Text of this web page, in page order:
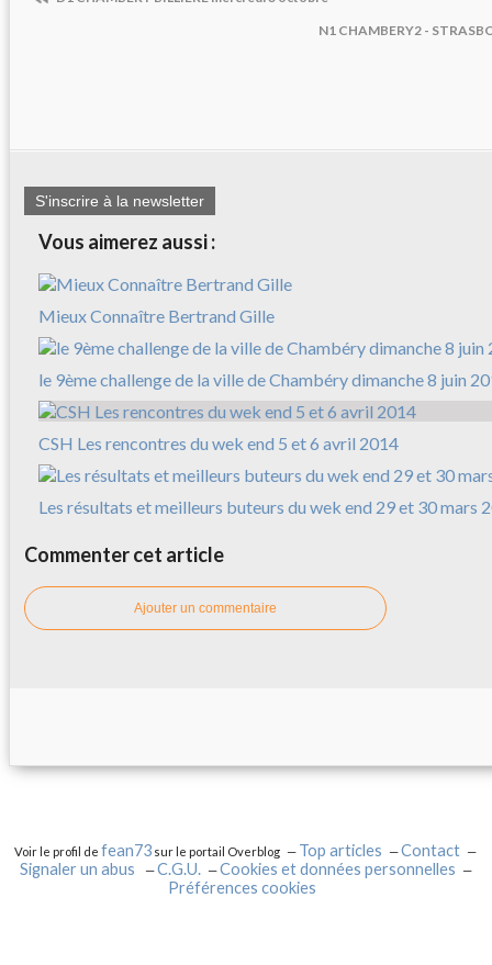
N1 CHAMBERY2 -
S'inscrire à la newsletter
Vous aimerez aussi :
Mieux Connaître Bertrand Gille
le 9ème challenge de la ville de Chambéry dimanche 8 juin
CSH Les rencontres du wek end 5 et 6 avril 2014
Les résultats et meilleurs buteurs du wek end 29 et 30 mars
Commenter cet article
Ajouter un commentaire
Voir le profil defean73 sur le portail Overblog Top articles
Contact
Signaler un abus
C.G.U.
Cookies et données personnelles
Préférences cookies